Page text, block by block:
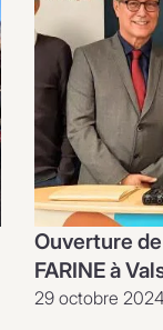
Ouverture
FARINE à
29 octobre